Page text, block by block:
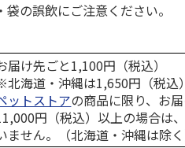
袋の誤飲にご注意ください。
届け先ごと1,100円（税込）
北海道・沖縄は1,650円（税込）
ットストアの商品に限り、お
円（税込）以上の場合は
ません。（北海道・沖縄は除く